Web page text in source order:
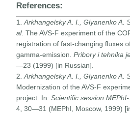
References:
1.Arkhangelsky A. I., Glyanenko A.
al. The AVS-F experiment of the
registration of fast-changing fluxes
gamma-emission.Pribory i tehnika
—23 (1999) [in Russian].
2.Arkhangelsky A. I., Glyanenko A.
Modernization of the AVS-F
project. In:Scientific session
4, 30—31 (MEPhI, Moscow, 1999)